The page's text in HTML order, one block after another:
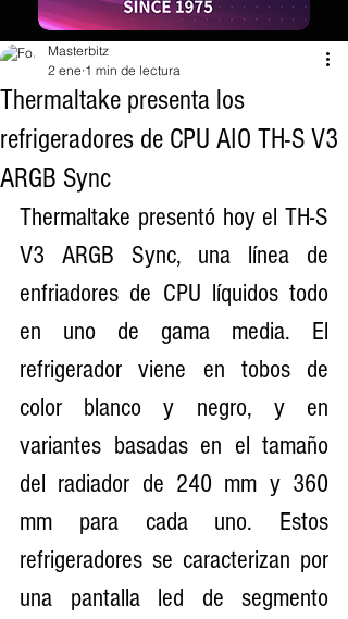
Thermaltake presenta los
refrigeradores de CPU AIO TH-S V3
ARGB Sync
Masterbitz
2 ene 1 min de lectura
Thermaltake presentó hoy el TH-S
V3 ARGB Sync, una línea de
enfriadores de CPU líquidos todo
en uno de gama media. El
refrigerador viene en tobos de
color blanco y negro, y en
variantes basadas en el tamaño
del radiador de 240 mm y 360
mm para cada uno. Estos
refrigeradores se caracterizan por
una pantalla led de segmento